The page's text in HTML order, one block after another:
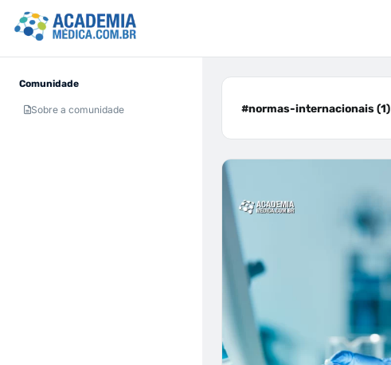
Comunidade
Sobre a comunidade #normas-internacionais (1)